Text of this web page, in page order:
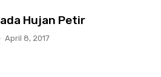
Hujan Petir
April 8, 2017